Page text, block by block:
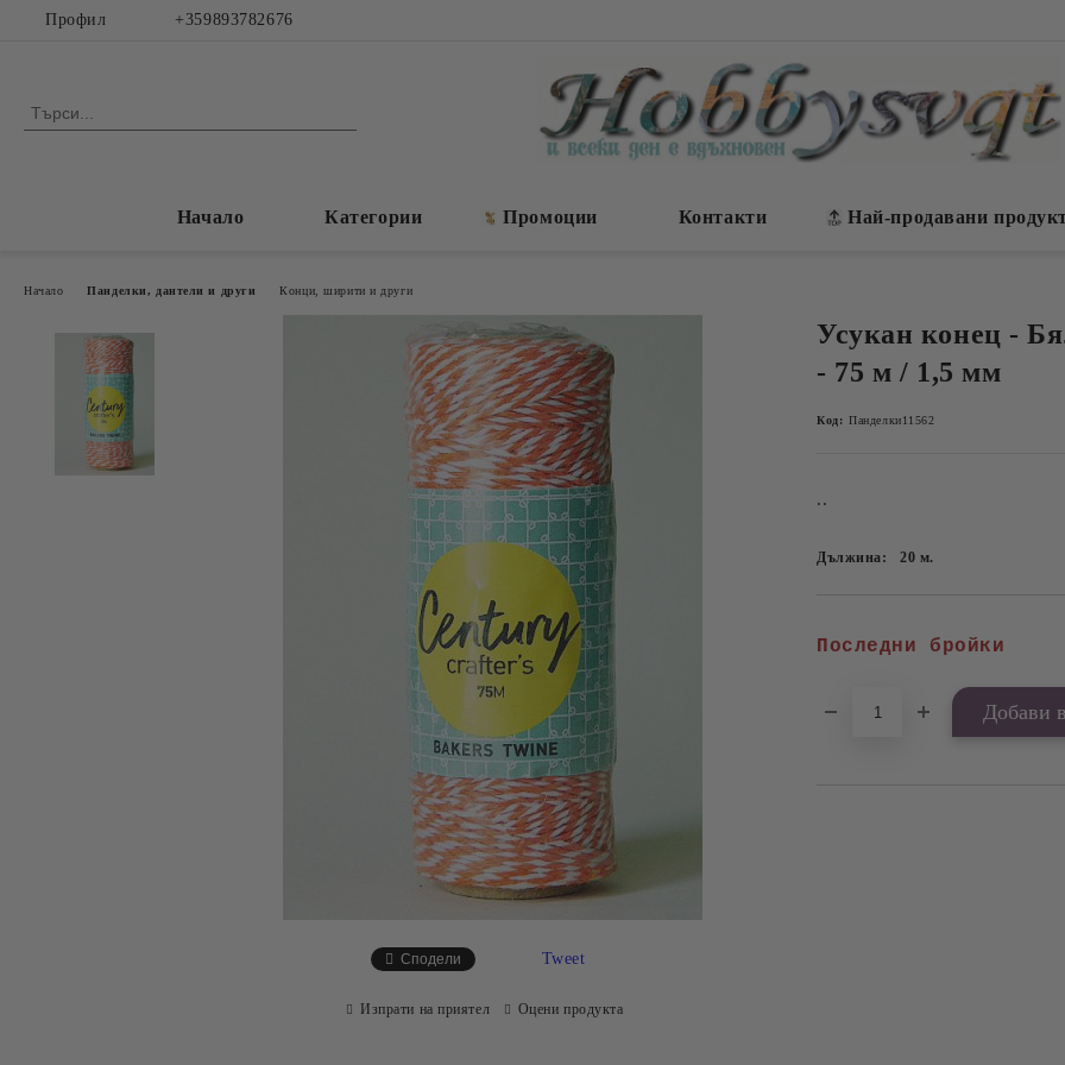
Профил +359893782676
Начало Категории Промоции Контакти Най-продавани
Начало Панделки, дантели и други Конци, ширити и други
Усукан конец -
- 75 м / 1,5 мм
Код: Панделки11562
..
Дължина: 20 м.
Последни бройки
Сподели Tweet
Изпрати на приятел Оцени продукта